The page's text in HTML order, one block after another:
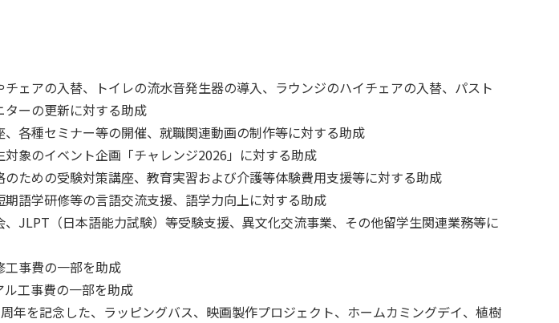
ェアの入替、トイレの流水音発生器の導入、ラウンジのハイチェアの入替、パスト
ーの更新に対する助成
各種セミナー等の開催、就職関連動画の制作等に対する助成
象のイベント企画「チャレンジ2026」に対する助成
ための受験対策講座、教育実習および介護等体験費用支援等に対する助成
語学研修等の言語交流支援、語学力向上に対する助成
JLPT（日本語能力試験）等受験支援、異文化交流事業、その他留学生関連業務等に
事費の一部を助成
工事費の一部を助成
年を記念した、ラッピングバス、映画製作プロジェクト、ホームカミングデイ、植樹